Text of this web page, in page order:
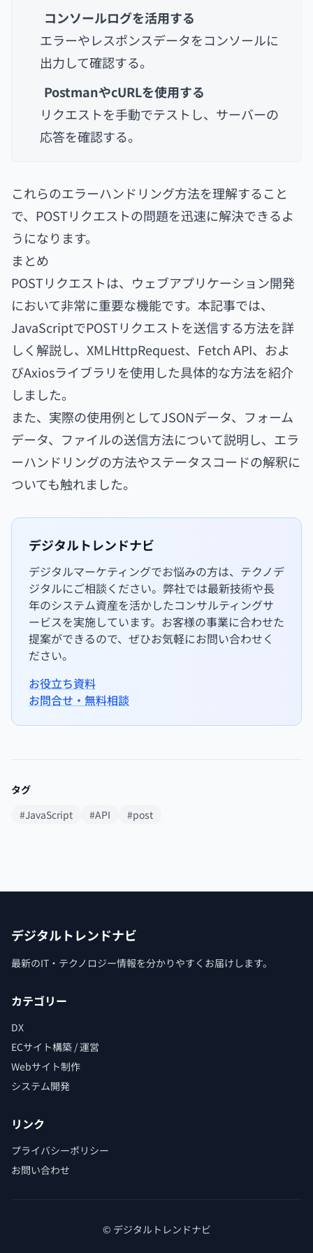
コンソールログを活用する
エラーやレスポンスデータをコンソールに
出力して確認する。
PostmanやcURLを使用する
リクエストを手動でテストし、サーバーの
応答を確認する。
これらのエラーハンドリング方法を理解すること
で、POSTリクエストの問題を迅速に解決できるよ
うになります。
まとめ
POSTリクエストは、ウェブアプリケーション開発
において非常に重要な機能です。本記事では、
JavaScriptでPOSTリクエストを送信する方法を詳
しく解説し、XMLHttpRequest、Fetch API、およ
びAxiosライブラリを使用した具体的な方法を紹介
しました。
また、実際の使用例としてJSONデータ、フォーム
データ、ファイルの送信方法について説明し、エラ
ーハンドリングの方法やステータスコードの解釈に
ついても触れました。
デジタルトレンドナビ
デジタルマーケティングでお悩みの方は、テクノデ
ジタルにご相談ください。弊社では最新技術や長
年のシステム資産を活かしたコンサルティングサ
ービスを実施しています。お客様の事業に合わせた
提案ができるので、ぜひお気軽にお問い合わせく
ださい。
お役立ち資料
お問合せ・無料相談
タグ
#JavaScript
#API #post
デジタルトレンドナビ
最新のIT・テクノロジー情報を分かりやすくお届けします。
カテゴリー
DX
ECサイト構築 / 運営
Webサイト制作
システム開発
リンク
プライバシーポリシー
お問い合わせ
© デジタルトレンドナビ